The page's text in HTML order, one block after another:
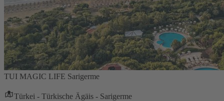
TUI MAGIC LIFE Sarigerme
Türkei - Türkische Ägäis - Sarigerme